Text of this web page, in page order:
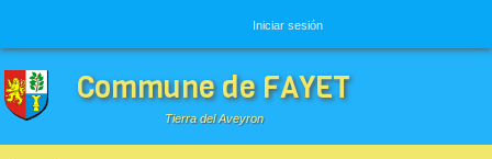
Iniciar sesión
Commune de FAYET
Tierra del Aveyron